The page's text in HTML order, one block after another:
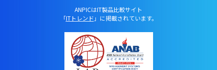
ANPICはIT製品比較サイト
「ITトレンド 」に掲載されています。